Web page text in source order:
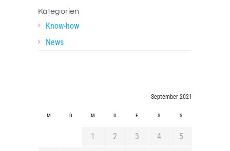
Kategorien
Know-how
News
September 2021
M D M D F S S
1 2 3 4 5